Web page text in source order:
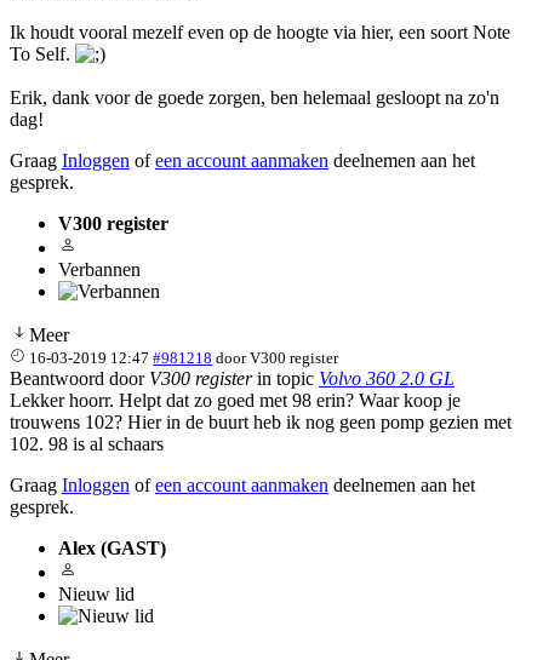
Ik houdt vooral mezelf even op de hoogte via hier, een soort Note
To Self.
Erik, dank voor de goede zorgen, ben helemaal gesloopt na zo'n
dag!
Graag Inloggen ofeen account aanmaken deelnemen aan het
gesprek.
V300 register
Verbannen
Meer
16-03-2019 12:47 #981218 doorV300 register
Beantwoord door V300 registerin topic Volvo 360 2.0 GL
Lekker hoorr. Helpt dat zo goed met 98 erin? Waar koop je
trouwens 102? Hier in de buurt heb ik nog geen pomp gezien met
102. 98 is al schaars
Graag Inloggen ofeen account aanmaken deelnemen aan het
gesprek.
Alex (GAST)
Nieuw lid